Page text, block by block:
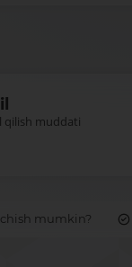
qilish muddati
mumkin?